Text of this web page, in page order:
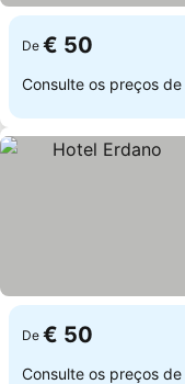
De € 50
Consulte os preços de
De € 50
Consulte os preços de